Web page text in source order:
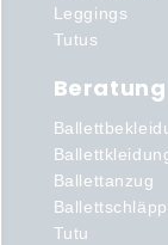
Leggings
Tutus
Ballettanzug
Tutu